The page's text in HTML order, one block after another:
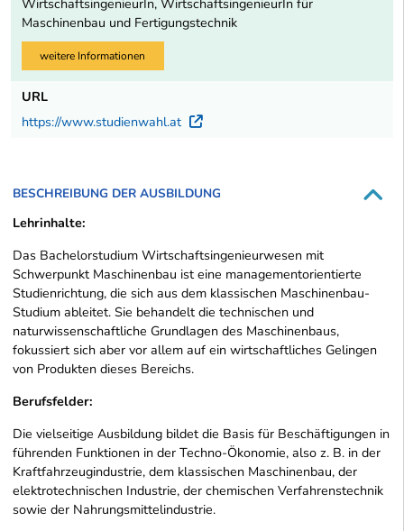
Maschinenbau und Fertigungstechnik
weitere Informationen
URL
https://www.studienwahl.at
Externer Link
BESCHREIBUNG DER AUSBILDUNG
Lehrinhalte:
Das Bachelorstudium Wirtschaftsingenieurwesen mit
Schwerpunkt Maschinenbau ist eine managementorientierte
Studienrichtung, die sich aus dem klassischen Maschinenbau-
Studium ableitet. Sie behandelt die technischen und
naturwissenschaftliche Grundlagen des Maschinenbaus,
fokussiert sich aber vor allem auf ein wirtschaftliches Gelingen
von Produkten dieses Bereichs.
Berufsfelder:
Die vielseitige Ausbildung bildet die Basis für Beschäftigungen in
führenden Funktionen in der Techno-Ökonomie, also z. B. in der
Kraftfahrzeugindustrie, dem klassischen Maschinenbau, der
elektrotechnischen Industrie, der chemischen Verfahrenstechnik
sowie der Nahrungsmittelindustrie.